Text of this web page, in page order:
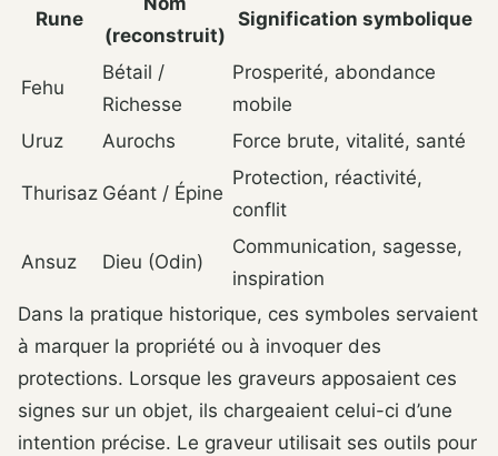
Rune
(reconstruit)
Signification symbolique
Fehu
Bétail /
Richesse
Prosperité, abondance
mobile
Uruz
Aurochs Force brute, vitalité, santé
Thurisaz Géant / Épine
Protection, réactivité,
conflit
Ansuz Dieu (Odin)
Communication, sagesse,
inspiration
Dans la pratique historique, ces symboles servaient
à marquer la propriété ou à invoquer des
protections. Lorsque les graveurs apposaient ces
signes sur un objet, ils chargeaient celui-ci d’une
intention précise. Le graveur utilisait ses outils pour